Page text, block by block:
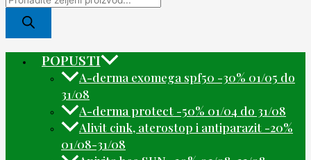
POPUSTI
A-derma exomega spf50 -30% 01/05 do
31/08
A-derma protect -50% 01/04 do 31/08
Alivit cink, aterostop i antiparazit -20%
01/08-31/08